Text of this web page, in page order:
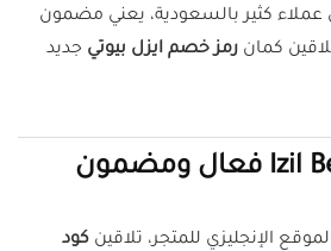
عملاء كثير بالسعودية، يعني مضمون
كمان رمز خصم ايزل بيوتي جديد
الإنجليزي للمتجر، تلاقين كود